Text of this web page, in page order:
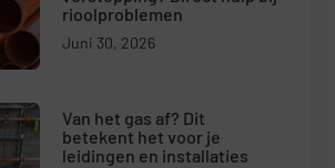
rioolproblemen
Juni 30, 2026
Van het gas af? Dit
betekent het voor je
leidingen en installaties